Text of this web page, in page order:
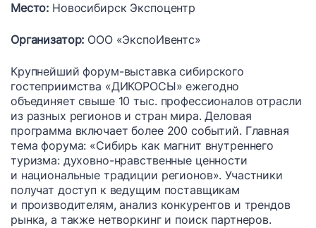
Место: Новосибирск Экспоцентр
Организатор: ООО «ЭкспоИвентс»
Крупнейший форум-выставка сибирского
гостеприимства «ДИКОРОСЫ» ежегодно
объединяет свыше 10 тыс. профессионалов отрасли
из разных регионов и стран мира. Деловая
программа включает более 200 событий. Главная
тема форума: «Сибирь как магнит внутреннего
туризма: духовно-нравственные ценности
и национальные традиции регионов». Участники
получат доступ к ведущим поставщикам
и производителям, анализ конкурентов и трендов
рынка, а также нетворкинг и поиск партнеров.